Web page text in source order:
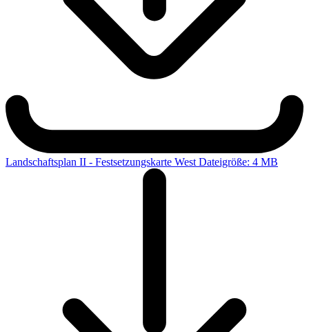
Landschaftsplan II - Festsetzungskarte West Dateigröße: 4 MB